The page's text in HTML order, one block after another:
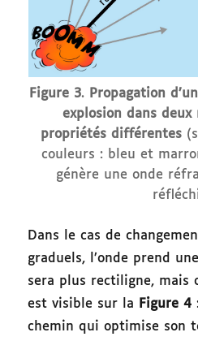
Figure 3. Propagation
explosion dans deux
propriétés différentes
couleurs : bleu et
génère une onde
Dans le cas de
graduels, l’onde prend
sera plus rectiligne, mais
est visible sur la
Figure 4
chemin qui optimise son